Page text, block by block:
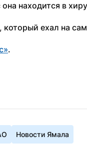
находится в
который ехал на
.
Новости Ямала